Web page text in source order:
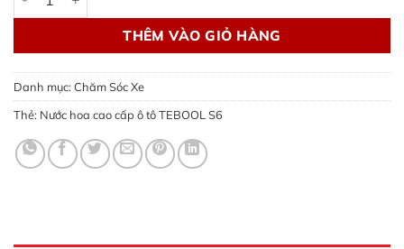
THÊM VÀO GIỎ HÀNG
Danh mục: Chăm Sóc Xe
Thẻ: Nước hoa cao cấp ô tô TEBOOL S6